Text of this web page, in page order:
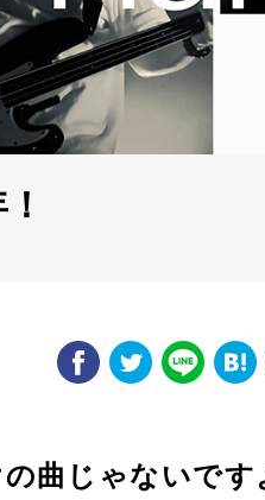
曲じゃないです